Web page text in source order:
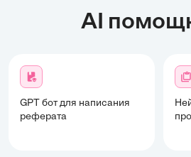
AI
GPT бот для написания
реферата